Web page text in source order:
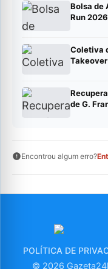
Bolsa de
Run 2026
Coletiva
de G.
Encontrou algum erro?
POLÍTICA DE
© 2026